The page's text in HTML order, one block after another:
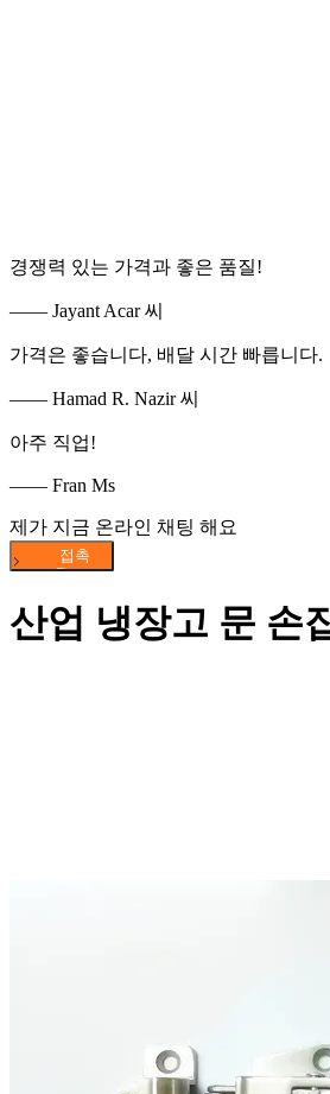
경쟁력 있는 가격과 좋은 품질!
—— Jayant Acar 씨
가격은 좋습니다, 배달 시간 빠릅니다.
—— Hamad R. Nazir 씨
아주 직업!
—— Fran Ms
제가 지금 온라인 채팅 해요
산업 냉장고 문 손